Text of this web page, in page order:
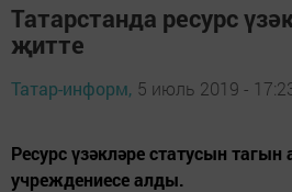
Татарстанда ресурс
җитте
Татар-информ, 5 июль 2019 -
Ресурс үзәкләре статусын
учреждениесе алды.